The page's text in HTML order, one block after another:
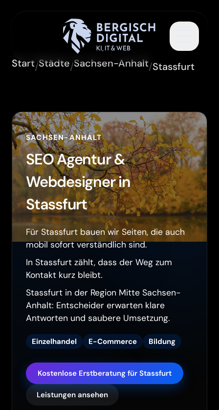
Toggle
Start/Städte/Sachsen-Anhalt/Stassfurt
SACHSEN-ANHALT
SEO Agentur &
Webdesigner in
Stassfurt
Für Stassfurt bauen wir Seiten, die auch
mobil sofort verständlich sind.
In Stassfurt zählt, dass der Weg zum
Kontakt kurz bleibt.
Stassfurt in der Region Mitte Sachsen-
Anhalt: Entscheider erwarten klare
Antworten und saubere Umsetzung.
Einzelhandel E-Commerce Bildung
Kostenlose Erstberatung für Stassfurt
Leistungen ansehen